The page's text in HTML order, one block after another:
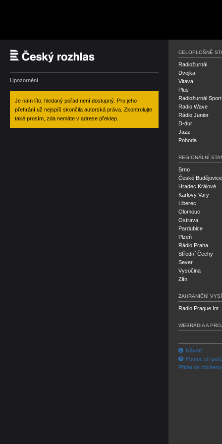
Upozornění
Je nám líto, hledaný pořad není dostupný. Pro jeho
přehrání už nejspíš skončila autorská práva. Zkontrolujte
také prosím, zda nemáte v adrese překlep.
CELOPLOŠNÉ
Radiožurnál
Dvojka
Vltava
Plus
Radiožurnál Sport
Radio Wave
Rádio Junior
D-dur
Jazz
Pohoda
REGIONÁLNÍ
Brno
České Budějovice
Hradec Králové
Karlovy Vary
Liberec
Olomouc
Ostrava
Pardubice
Plzeň
Rádio Praha
Střední Čechy
Sever
Vysočina
Zlín
ZAHRANIČNÍ
Radio Prague Int.
WEBRÁDIA A
Návod
Pomoc při
Přidat do